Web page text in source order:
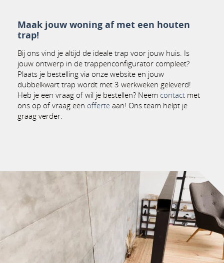
Maak jouw woning af met een houten
trap!
Bij ons vind je altijd de ideale trap voor jouw huis. Is
jouw ontwerp in de trappenconfigurator compleet?
Plaats je bestelling via onze website en jouw
dubbelkwart trap wordt met 3 werkweken geleverd!
Heb je een vraag of wil je bestellen? Neem contact met
ons op of vraag een offerte aan! Ons team helpt je
graag verder.